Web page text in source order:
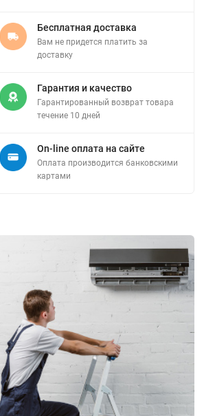
Бесплатная доставка
Вам не придется платить за
доставку
Гарантия и качество
Гарантированный возврат товара
течение 10 дней
On-line оплата на сайте
Оплата производится банковскими
картами